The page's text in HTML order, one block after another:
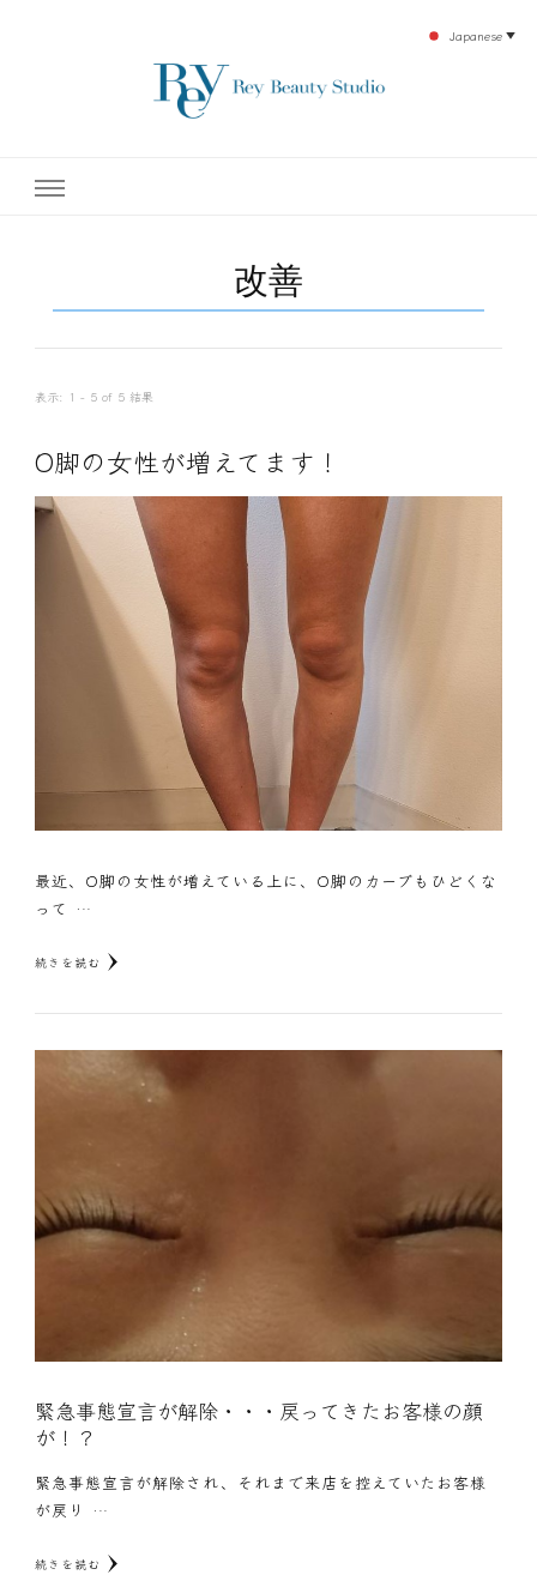
エステ
テ開設45年の実績を誇る本格エステだからこそ、お客様が必ず満足してもらえるこ
改善
表示: 1 - 5 of 5 結果
O脚の女性が増えてます！
最近、O脚の女性が増えている上に、O脚のカーブもひどくな
って …
続きを読む
緊急事態宣言が解除・・・戻ってきたお客様の顔
が！？
緊急事態宣言が解除され、それまで来店を控えていたお客様
が戻り …
続きを読む
Japanese ▼